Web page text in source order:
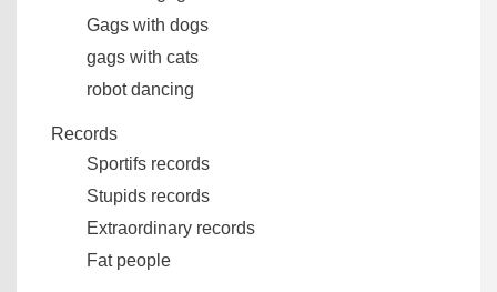
Gags with dogs
gags with cats
robot dancing
Records
Sportifs records
Stupids records
Extraordinary records
Fat people